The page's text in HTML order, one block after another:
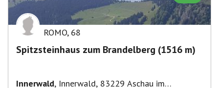
ROMO, 68
Spitzsteinhaus zum Brandelberg (1516 m)
Innerwald, Innerwald, 83229 Aschau im